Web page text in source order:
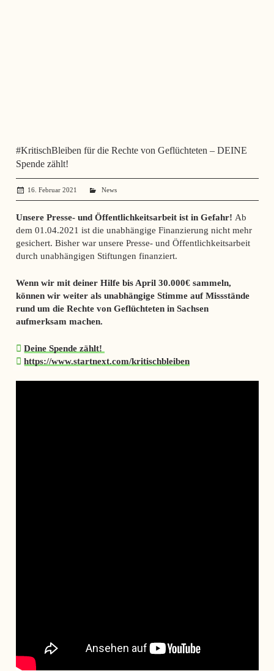
#KritischBleiben für die Rechte von Geflüchteten – DEINE
Spende zählt!
16. Februar 2021 administrator
News
Unsere Presse- und Öffentlichkeitsarbeit ist in Gefahr! Ab
dem 01.04.2021 ist die unabhängige Finanzierung nicht mehr
gesichert. Bisher war unsere Presse- und Öffentlichkeitsarbeit
durch unabhängigen Stiftungen finanziert.
Wenn wir mit deiner Hilfe bis April 30.000€ sammeln,
können wir weiter als unabhängige Stimme auf Missstände
rund um die Rechte von Geflüchteten in Sachsen
aufmerksam machen.
Deine Spende zählt!
https://www.startnext.com/kritischbleiben